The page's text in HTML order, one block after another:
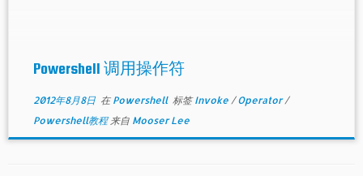
Powershell 调用操作符
2012年8月8日在 Powershell 标签Invoke /Operator/
Powershell教程 来自 Mooser Lee